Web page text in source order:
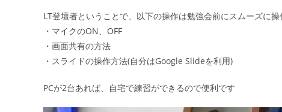
LT登壇者ということで、以下の操作は勉強会前にスムーズに
・マイクのON、OFF
・画面共有の方法
・スライドの操作方法(自分はGoogle Slideを利用)
PCが2台あれば、自宅で練習ができるので便利です